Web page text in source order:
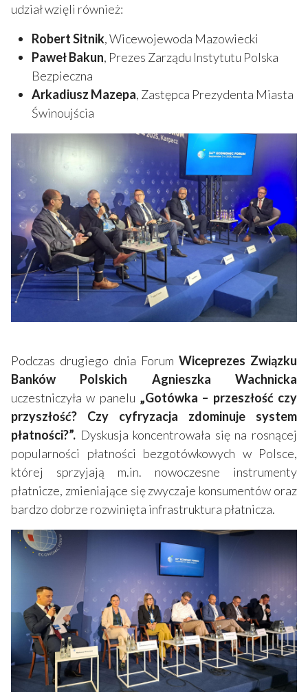
udział wzięli również:
Robert Sitnik, Wicewojewoda Mazowiecki
Paweł Bakun, Prezes Zarządu Instytutu Polska
Bezpieczna
Arkadiusz Mazepa, Zastępca Prezydenta Miasta
Świnoujścia
Podczas drugiego dnia Forum Wiceprezes Związku
Banków Polskich Agnieszka Wachnicka
uczestniczyła w panelu „Gotówka – przeszłość czy
przyszłość? Czy cyfryzacja zdominuje system
płatności?”. Dyskusja koncentrowała się na rosnącej
popularności płatności bezgotówkowych w Polsce,
której sprzyjają m.in. nowoczesne instrumenty
płatnicze, zmieniające się zwyczaje konsumentów oraz
bardzo dobrze rozwinięta infrastruktura płatnicza.